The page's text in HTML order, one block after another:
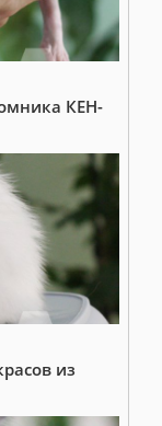
КЕН-
из